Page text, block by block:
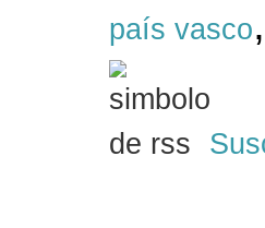
país vasco,